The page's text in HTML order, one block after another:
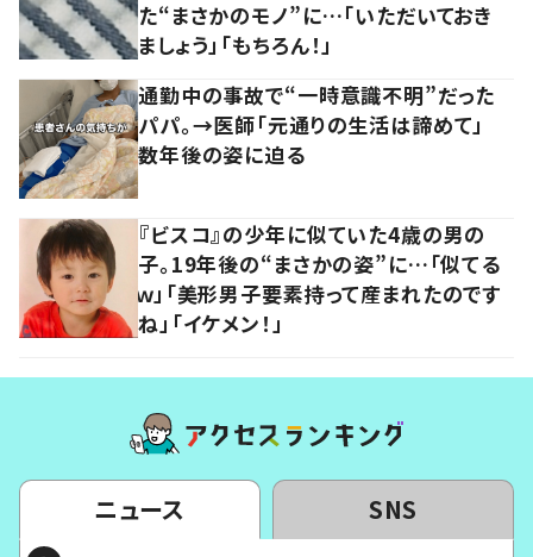
た“まさかのモノ”に…「いただいておき
ましょう」「もちろん！」
通勤中の事故で“一時意識不明”だった
パパ。→医師「元通りの生活は諦めて」
数年後の姿に迫る
『ビスコ』の少年に似ていた4歳の男の
子。19年後の“まさかの姿”に…「似てる
ｗ」「美形男子要素持って産まれたのです
ね」「イケメン！」
ニュース SNS